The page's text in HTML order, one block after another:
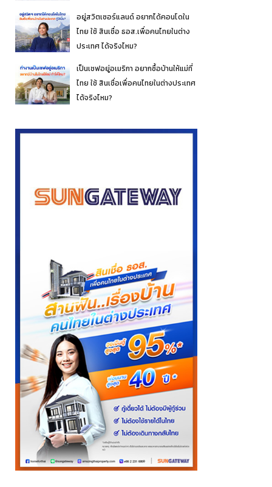
อยู่สวิตเซอร์แลนด์ อยากได้คอนโดใน
ไทย ใช้ สินเชื่อ ธอส.เพื่อคนไทยในต่าง
ประเทศ ได้จริงไหม?
เป็นเชฟอยู่อเมริกา อยากซื้อบ้านให้แม่ที่
ไทย ใช้ สินเชื่อเพื่อคนไทยในต่างประเทศ
ได้จริงไหม?